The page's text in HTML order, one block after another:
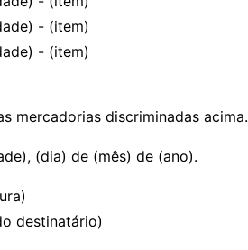
- (item)
- (item)
mercadorias discriminadas acima.
(dia) de (mês) de (ano).
destinatário)